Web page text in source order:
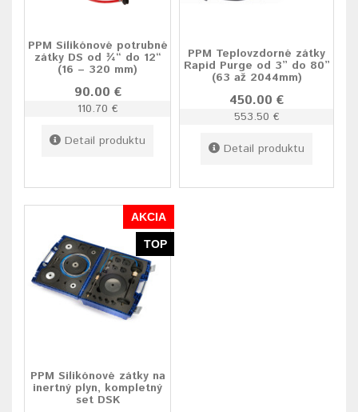
PPM Silikónové potrubné
zátky DS od ¾“ do 12“
(16 – 320 mm)
90.00 €
110.70 €
Detail produktu
PPM Teplovzdorné zátky
Rapid Purge od 3” do 80”
(63 až 2044mm)
450.00 €
553.50 €
Detail produktu
AKCIA
TOP
PPM Silikónové zátky na
inertný plyn, kompletný
set DSK